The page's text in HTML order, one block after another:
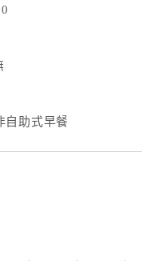
自助式早餐